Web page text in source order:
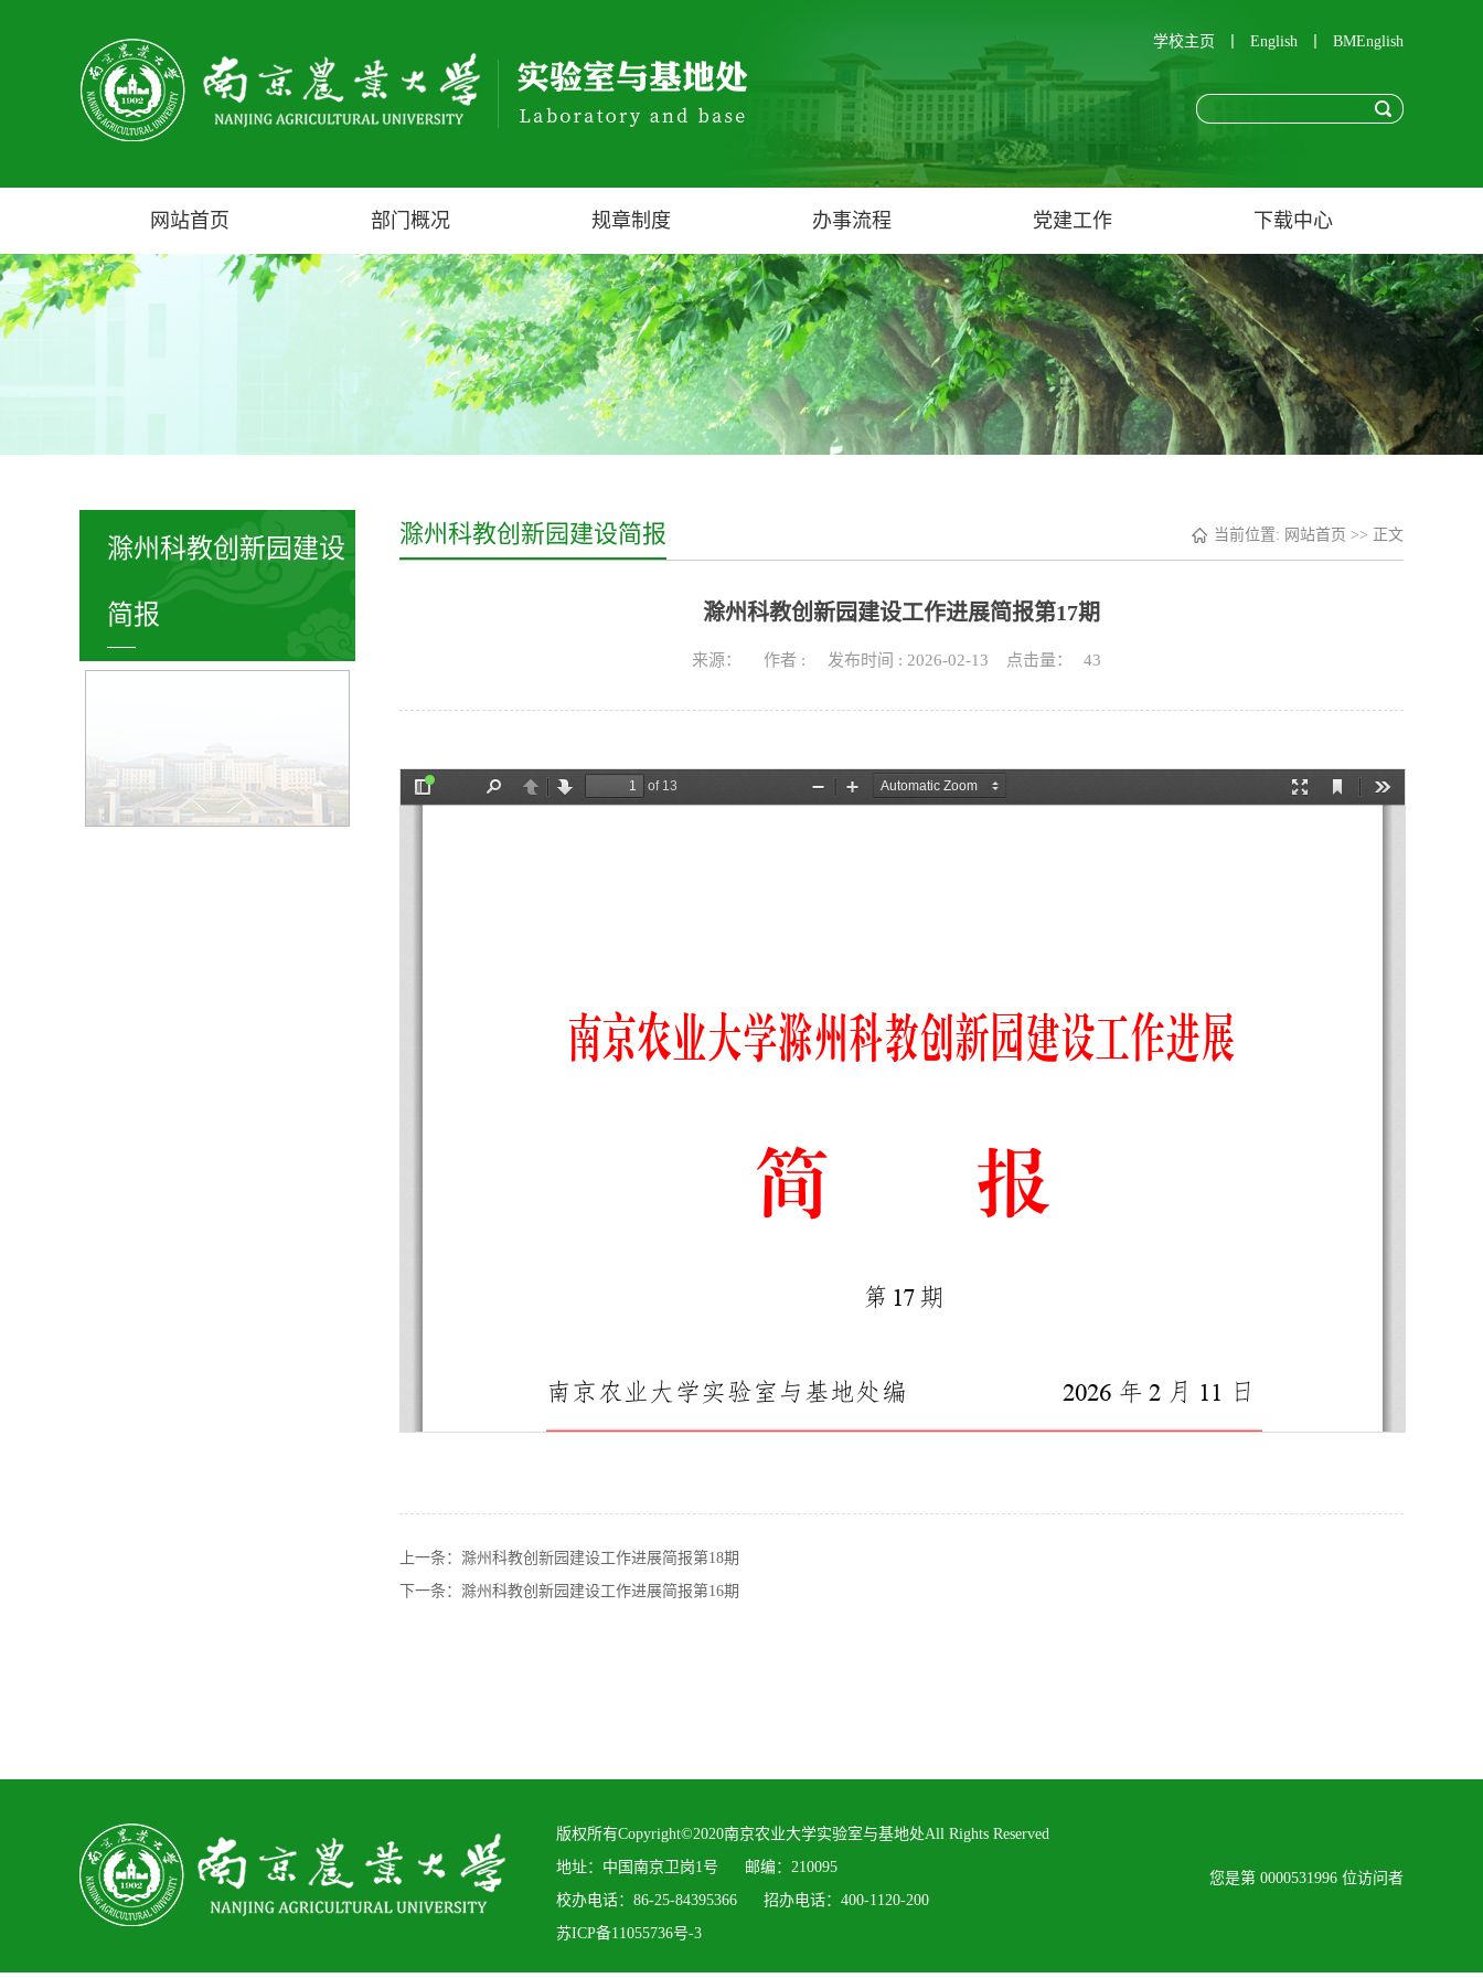
学校主页 English BMEnglish
网站首页 部门概况 规章制度 办事流程 党建工作 下载中心
滁州科教创新园建设
简报
当前位置: 网站首页 >> 正文
滁州科教创新园建设简报
滁州科教创新园建设工作进展简报第17期
来源： 作者 : 发布时间 : 2026-02-13 点击量： 43
上一条：滁州科教创新园建设工作进展简报第18期
下一条：滁州科教创新园建设工作进展简报第16期
版权所有Copyright©2020南京农业大学实验室与基地处All Rights Reserved
地址：中国南京卫岗1号 邮编：210095
校办电话：86-25-84395366 招办电话：400-1120-200
苏ICP备11055736号-3
您是第 0000531996 位访问者